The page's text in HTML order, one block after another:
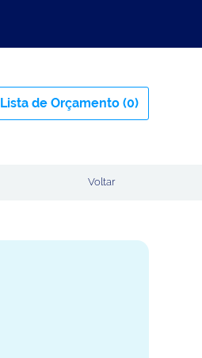
Lista de Orçamento (0)
Voltar